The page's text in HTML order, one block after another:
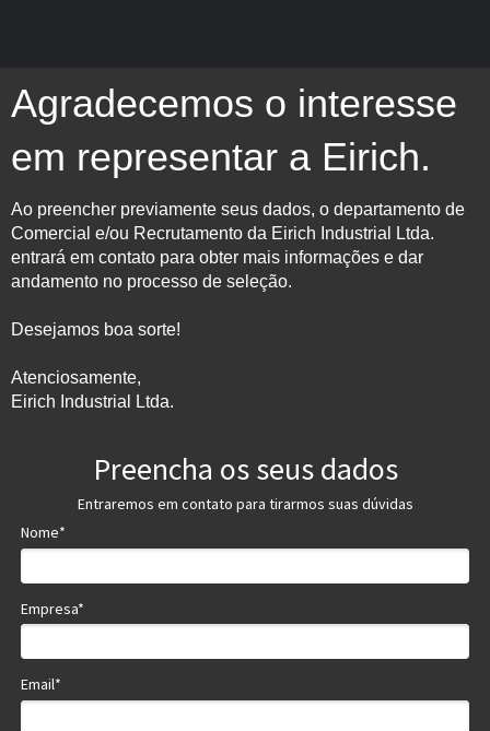
Agradecemos o interesse
em representar a Eirich.
Ao preencher previamente seus dados, o departamento de
Comercial e/ou Recrutamento da Eirich Industrial Ltda.
entrará em contato para obter mais informações e dar
andamento no processo de seleção.
Desejamos boa sorte!
Atenciosamente,
Eirich Industrial Ltda.
Preencha os seus dados
Entraremos em contato para tirarmos suas dúvidas
Nome*
Empresa*
Email*